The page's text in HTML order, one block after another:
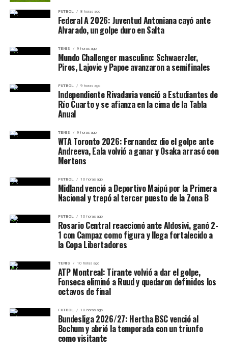
Comunicado del FC
Barcelona
https://t.co/LCgRQA18Ew
pic.twitter.com/pKImOStLu
— FC Barcelona (@FCBarcelona_es)April 3, 2023
COMUNICADO DE PRENSA DEL BARCELONA – TW
El caso Negreira que revoluciona al fútbol español y
europeo se trata de una investigación de la justicia que
tiene como protagonistas a José María Enríquez
Negreira, exvicepresidente del Comité Técnico de
Árbitros (CTA) entre 1994 y 2018, y al Barcelona, que
según la denuncia habría pagado más de siete millones
de euros a una empresa vinculada al ex árbitro.
FUTBOL 8 horas ago
Federal A 2026: Juventud Antoniana cayó ante
Alvarado, un golpe duro en Salta
TENIS 9 horas ago
Mundo Challenger masculino: Schwaerzler,
Piros, Lajovic y Papoe avanzaron a semifinales
FUTBOL 9 horas ago
Independiente Rivadavia venció a Estudiantes de
Río Cuarto y se afianza en la cima de la Tabla
Anual
TENIS 9 horas ago
WTA Toronto 2026: Fernandez dio el golpe ante
Andreeva, Eala volvió a ganar y Osaka arrasó con
Mertens
FUTBOL 10 horas ago
Midland venció a Deportivo Maipú por la Primera
Nacional y trepó al tercer puesto de la Zona B
FUTBOL 10 horas ago
Rosario Central reaccionó ante Aldosivi, ganó 2-
1 con Campaz como figura y llega fortalecido a
la Copa Libertadores
TENIS 10 horas ago
ATP Montreal: Tirante volvió a dar el golpe,
Fonseca eliminó a Ruud y quedaron definidos los
octavos de final
FUTBOL 10 horas ago
Bundesliga 2026/27: Hertha BSC venció al
Bochum y abrió la temporada con un triunfo
como visitante